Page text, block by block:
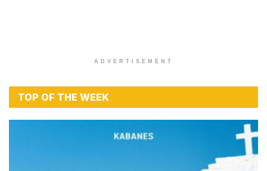
ADVERTISEMENT
TOP OF THE WEEK